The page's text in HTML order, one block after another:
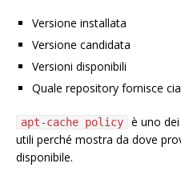
Versione installata
Versione candidata
Versioni disponibili
Quale repository fornisce
apt-cache policy
è uno
utili perché mostra da dove
disponibile.